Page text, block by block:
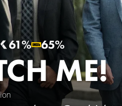
61% 65%
ME!